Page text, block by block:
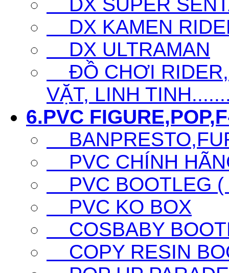
DX KAMEN
DX ULTRAMAN
ĐỒ CHƠI
VẶT, LINH
6.PVC
PVC CHÍNH
PVC BOOTLEG (
PVC KO BOX
COSBABY
COPY RESIN